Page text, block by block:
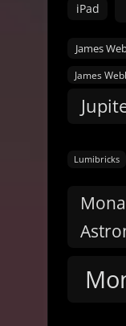
iPad
James
James
Lumibricks